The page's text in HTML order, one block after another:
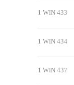
1 WIN 433
1 WIN 434
1 WIN 437